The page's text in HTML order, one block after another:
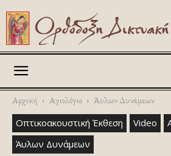
Αρχική Αγιολόγιο Άυλων Δυνάμεων
Οπτικοακουστική Έκθεση Video
Άυλων Δυνάμεων